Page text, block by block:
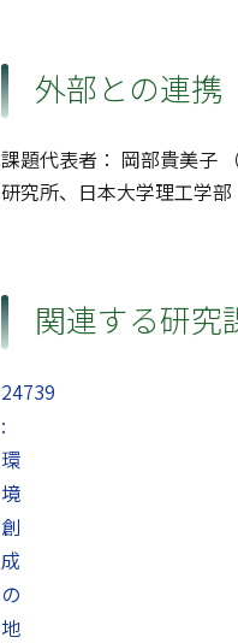
外部との連携
課題代表者： 岡部貴美子
研究所、日本大学理工学部
関連する研究
24739
:
環
境
創
成
の
地